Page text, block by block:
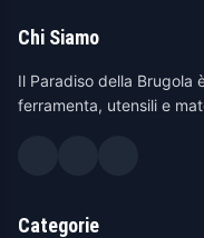
Chi Siamo
Il Paradiso della Brugola
ferramenta, utensili e
Categorie